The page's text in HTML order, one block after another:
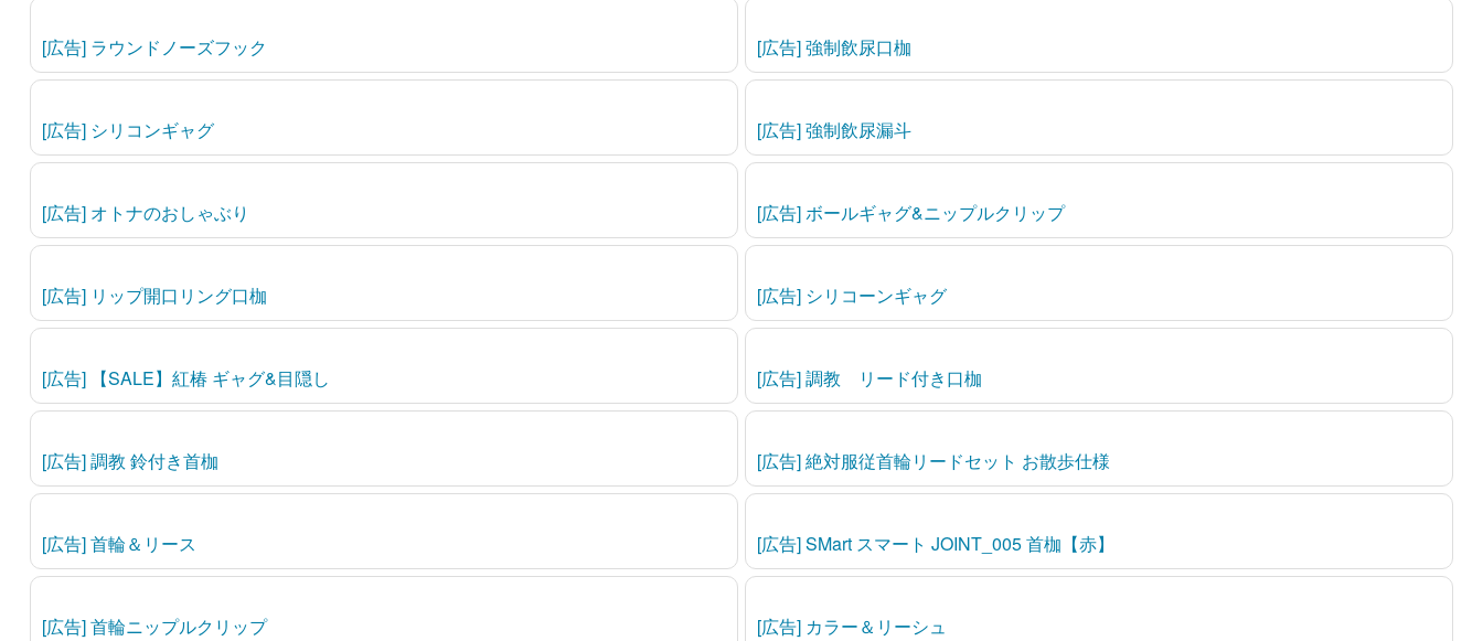
[広告] ラウンドノーズフック [広告] 強制飲尿口枷
[広告] シリコンギャグ [広告] 強制飲尿漏斗
[広告] オトナのおしゃぶり [広告] ボールギャグ&ニップルクリップ
[広告] リップ開口リング口枷 [広告] シリコーンギャグ
[広告] 【SALE】紅椿 ギャグ&目隠し [広告] 調教 リード付き口枷
[広告] 調教 鈴付き首枷 [広告] 絶対服従首輪リードセット お散歩仕様
[広告] 首輪＆リース [広告] SMart スマート JOINT_005 首枷【赤】
[広告] 首輪ニップルクリップ [広告] カラー＆リーシュ